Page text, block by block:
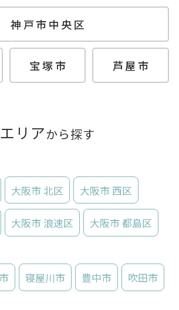
神戸市中央区
宝塚市 芦屋市
エリアから探す
大阪市 北区 大阪市 西区
大阪市 浪速区 大阪市 都島区
寝屋川市 豊中市 吹田市